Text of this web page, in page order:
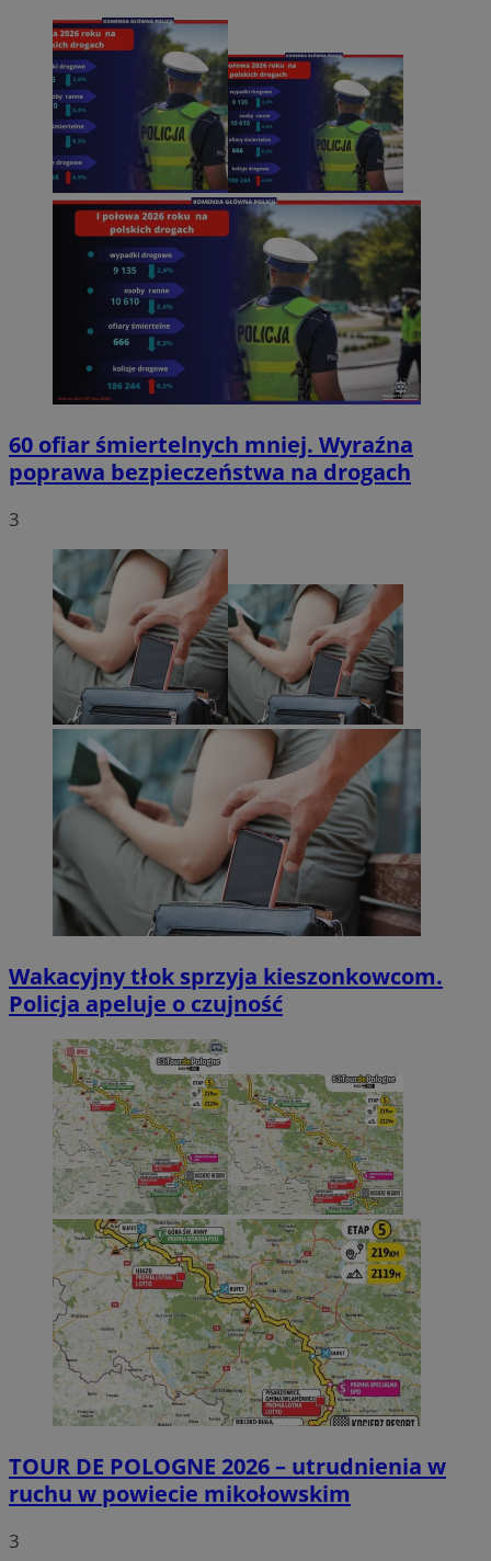
60 ofiar śmiertelnych mniej. Wyraźna
poprawa bezpieczeństwa na drogach
3
Wakacyjny tłok sprzyja kieszonkowcom.
Policja apeluje o czujność
TOUR DE POLOGNE 2026 – utrudnienia w
ruchu w powiecie mikołowskim
3